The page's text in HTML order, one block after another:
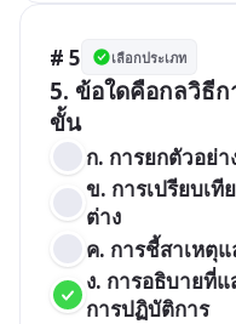
# 5 เลือกประเภท
5. ข้อใดคือกลวิธี
ขั้น
ก. การยกตัวอย่า
ข. การเปรียบเ
ต่าง
ค. การชี้สาเหตุ
ง. การอธิบายที่
การปฏิบัติการ